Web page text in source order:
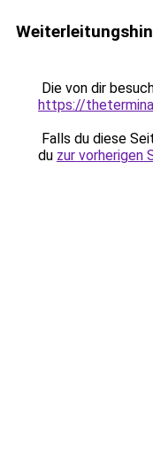
Die von dir
https://
Falls du diese
du zur vorherigen